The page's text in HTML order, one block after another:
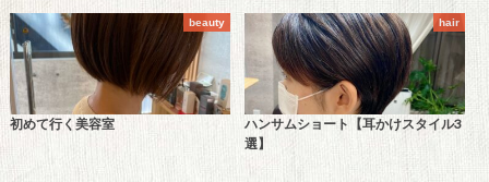
beauty
初めて行く美容室
hair
ハンサムショート【耳かけスタイル3
選】